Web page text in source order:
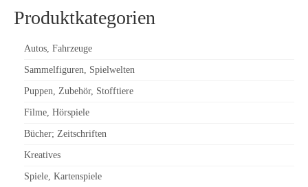
Produktkategorien
Autos, Fahrzeuge
Sammelfiguren, Spielwelten
Puppen, Zubehör, Stofftiere
Filme, Hörspiele
Bücher; Zeitschriften
Kreatives
Spiele, Kartenspiele